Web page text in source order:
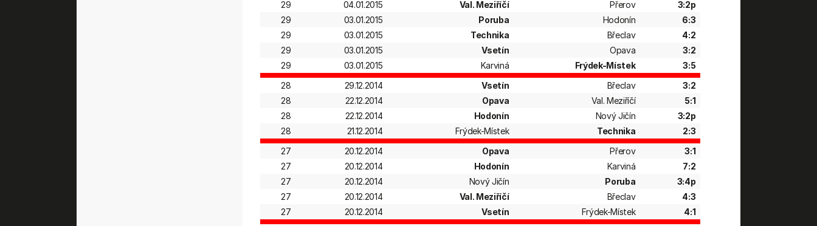
29
04.01.2015 Val. Meziříčí Přerov
3:2p
29
03.01.2015 Poruba Hodonín
6:3
29
03.01.2015 Technika Břeclav
4:2
29
03.01.2015 Vsetín Opava
3:2
29
03.01.2015 Karviná Frýdek-Místek
3:5
28
29.12.2014 Vsetín Břeclav
3:2
28
22.12.2014 Opava Val. Meziříčí
5:1
28
22.12.2014 Hodonín Nový Jičín
3:2p
28
21.12.2014 Frýdek-Místek Technika
2:3
27
20.12.2014 Opava Přerov
3:1
27
20.12.2014 Hodonín Karviná
7:2
27
20.12.2014 Nový Jičín Poruba
3:4p
27
20.12.2014 Val. Meziříčí Břeclav
4:3
27
20.12.2014 Vsetín Frýdek-Místek
4:1